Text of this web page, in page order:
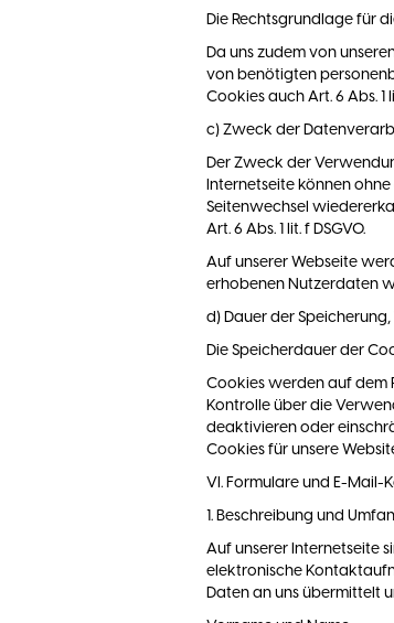
Die Rechtsgrundlage für
Da uns zudem von
von benötigten
Cookies auch Art. 6 Abs. 1
c) Zweck der
Der Zweck der
Internetseite können
Seitenwechsel
Art. 6 Abs. 1 lit. f DSGVO.
Auf unserer Webseite
erhobenen Nutzerdaten
d) Dauer der
Die Speicherdauer der
Cookies werden auf dem
Kontrolle über die
deaktivieren oder
Cookies für unsere
VI. Formulare und E-Mail-
1. Beschreibung und
Auf unserer Internetseite
elektronische
Daten an uns übermittelt